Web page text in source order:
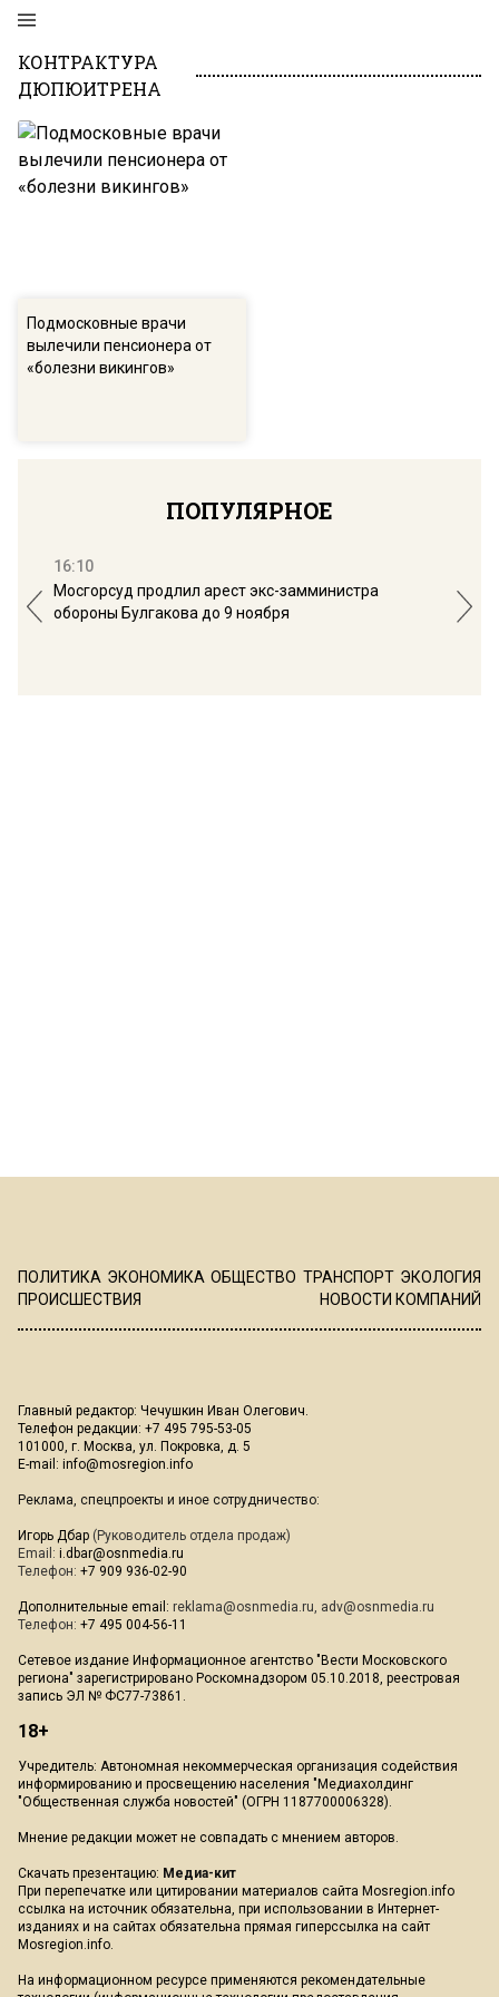
КОНТРАКТУРА
ДЮПЮИТРЕНА
Подмосковные врачи
вылечили пенсионера от
«болезни викингов»
ПОПУЛЯРНОЕ
16:10
Мосгорсуд продлил арест экс-замминистра
обороны Булгакова до 9 ноября
ПОЛИТИКА ЭКОНОМИКА ОБЩЕСТВО ТРАНСПОРТ ЭКОЛОГИЯ
ПРОИСШЕСТВИЯ
НОВОСТИ КОМПАНИЙ
Главный редактор: Чечушкин Иван Олегович.
Телефон редакции: +7 495 795-53-05
101000, г. Москва, ул. Покровка, д. 5
E-mail: info@mosregion.info
Реклама, спецпроекты и иное сотрудничество:
Игорь Дбар (Руководитель отдела продаж)
Email: i.dbar@osnmedia.ru
Телефон: +7 909 936-02-90
Дополнительные email: reklama@osnmedia.ru, adv@osnmedia.ru
Телефон: +7 495 004-56-11
Сетевое издание Информационное агентство "Вести Московского
региона" зарегистрировано Роскомнадзором 05.10.2018, реестровая
запись ЭЛ № ФС77-73861.
18+
Учредитель: Автономная некоммерческая организация содействия
информированию и просвещению населения "Медиахолдинг
"Общественная служба новостей" (ОГРН 1187700006328).
Мнение редакции может не совпадать с мнением авторов.
Скачать презентацию: Медиа-кит
При перепечатке или цитировании материалов сайта Mosregion.info
ссылка на источник обязательна, при использовании в Интернет-
изданиях и на сайтах обязательна прямая гиперссылка на сайт
Mosregion.info.
На информационном ресурсе применяются рекомендательные